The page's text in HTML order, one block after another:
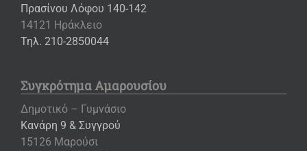
Πρασίνου Λόφου 140-142
14121 Ηράκλειο
Τηλ. 210-2850044
Συγκρότημα Αμαρουσίου
Δημοτικό – Γυμνάσιο
Κανάρη 9 & Συγγρού
15126 Μαρούσι